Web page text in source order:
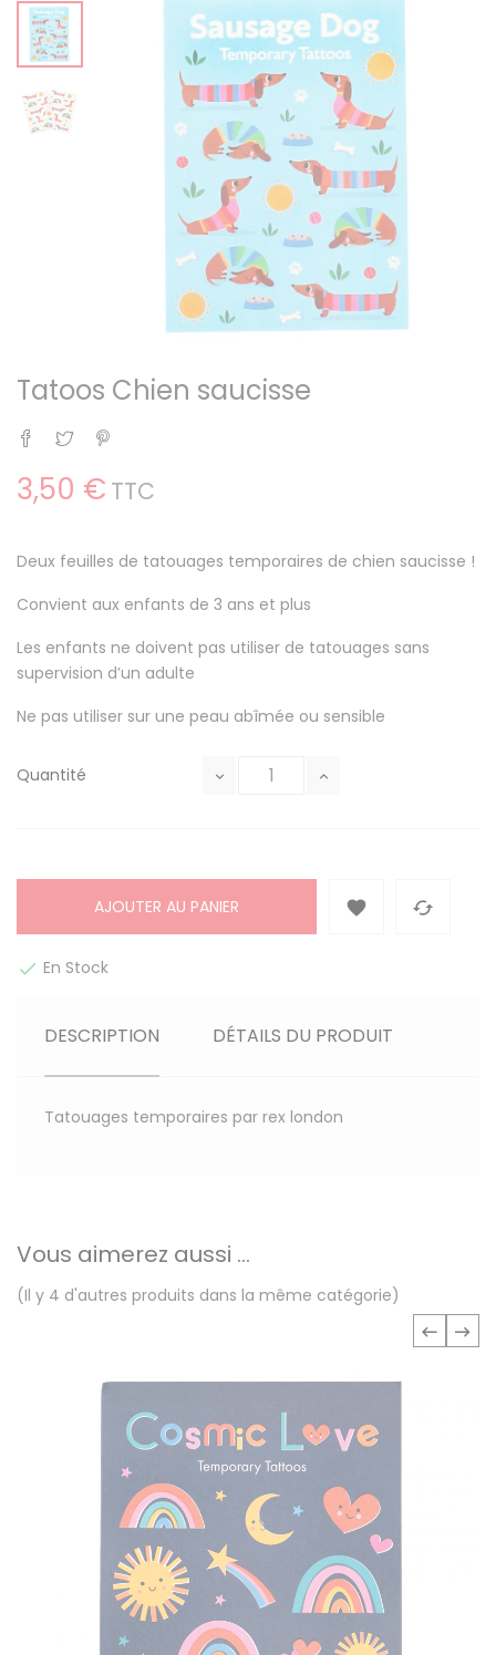
Tatoos Chien saucisse
Partager
Tweet
3,50 € TTC
Deux feuilles de tatouages temporaires de chien saucisse !
Convient aux enfants de 3 ans et plus
Les enfants ne doivent pas utiliser de tatouages sans
supervision d’un adulte
Ne pas utiliser sur une peau abîmée ou sensible
Quantité
AJOUTER AU PANIER  
 En Stock
DESCRIPTION DÉTAILS DU PRODUIT
Tatouages temporaires par rex london
Vous aimerez aussi ...
(Il y 4 d'autres produits dans la même catégorie)